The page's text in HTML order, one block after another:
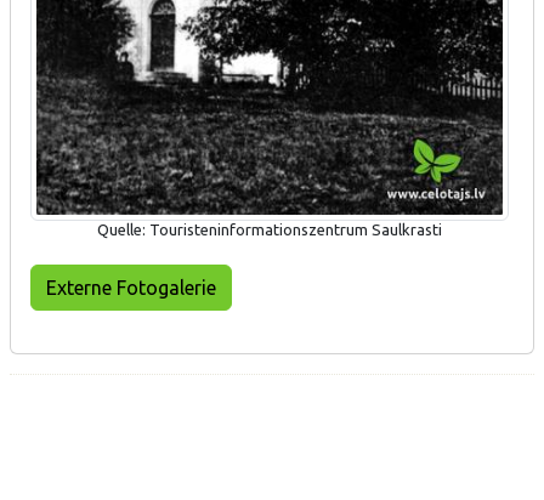
Quelle: Touristeninformationszentrum Saulkrasti
Externe Fotogalerie